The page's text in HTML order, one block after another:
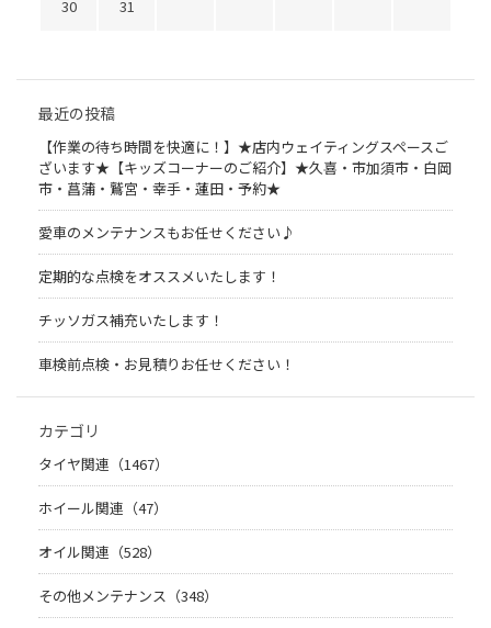
30
31
最近の投稿
【作業の待ち時間を快適に！】★店内ウェイティングスペースご
ざいます★【キッズコーナーのご紹介】★久喜・市加須市・白岡
市・菖蒲・鷲宮・幸手・蓮田・予約★
愛車のメンテナンスもお任せください♪
定期的な点検をオススメいたします！
チッソガス補充いたします！
車検前点検・お見積りお任せください！
カテゴリ
タイヤ関連（1467）
ホイール関連（47）
オイル関連（528）
その他メンテナンス（348）